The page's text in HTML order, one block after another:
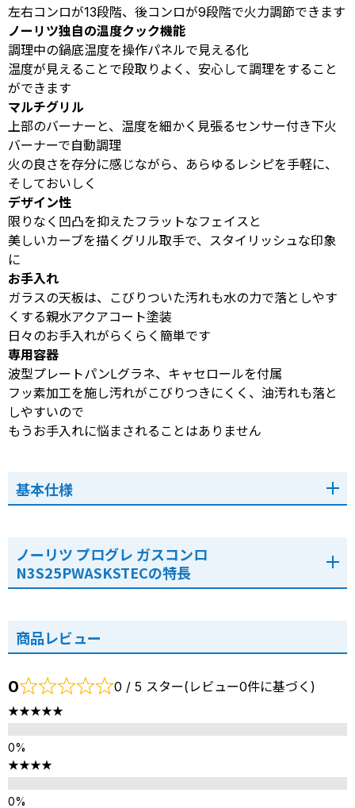
左右コンロが13段階、後コンロが9段階で火力調節できます
ノーリツ独自の温度クック機能
調理中の鍋底温度を操作パネルで見える化
温度が見えることで段取りよく、安心して調理をすること
ができます
マルチグリル
上部のバーナーと、温度を細かく見張るセンサー付き下火
バーナーで自動調理
火の良さを存分に感じながら、あらゆるレシピを手軽に、
そしておいしく
デザイン性
限りなく凹凸を抑えたフラットなフェイスと
美しいカーブを描くグリル取手で、スタイリッシュな印象
に
お手入れ
ガラスの天板は、こびりついた汚れも水の力で落としやす
くする親水アクアコート塗装
日々のお手入れがらくらく簡単です
専用容器
波型プレートパンLグラネ、キャセロールを付属
フッ素加工を施し汚れがこびりつきにくく、油汚れも落と
しやすいので
もうお手入れに悩まされることはありません
基本仕様
ノーリツ プログレ ガスコンロ
N3S25PWASKSTECの特長
商品レビュー
0 0 / 5 スター(レビュー0件に基づく)
★★★★★
★★★★